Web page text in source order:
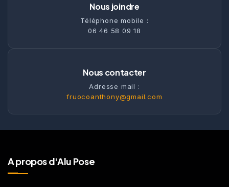
Nous joindre
Téléphone mobile :
06 46 58 09 18
Nous contacter
Adresse mail :
fruocoanthony@gmail.com
A propos d'Alu Pose